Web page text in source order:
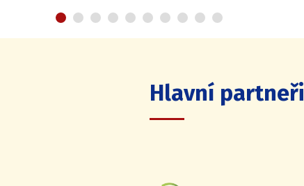
Hlavní partneři